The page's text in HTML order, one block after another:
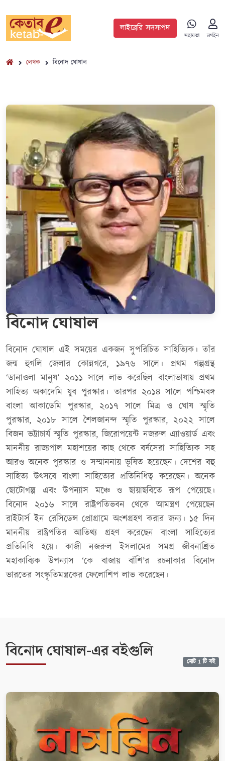
লাইব্রেরি সদস্যপদ
সহায়তা লগইন
লেখক বিনোদ ঘোষাল
বিনোদ ঘোষাল
বিনোদ ঘোষাল এই সময়ের একজন সুপরিচিত সাহিত্যিক। তাঁর
জন্ম হুগলি জেলার কোন্নগরে, ১৯৭৬ সালে। প্রথম গল্পগ্রন্থ
‘ডানাওলা মানুষ’ ২০১১ সালে লাভ করেছিল বাংলাভাষায় প্রথম
সাহিত্য অকাদেমি যুব পুরস্কার। তারপর ২০১৪ সালে পশ্চিমবঙ্গ
বাংলা আকাডেমি পুরস্কার, ২০১৭ সালে মিত্র ও ঘোষ স্মৃতি
পুরস্কার, ২০১৮ সালে শৈলজানন্দ স্মৃতি পুরস্কার, ২০২২ সালে
বিজন ভট্টাচার্য স্মৃতি পুরস্কার, জিরোপয়েন্ট নজরুল এ্যাওয়ার্ড এবং
মাননীয় রাজ্যপাল মহাশয়ের কাছ থেকে বর্ষসেরা সাহিত্যিক সহ
আরও অনেক পুরস্কার ও সম্মাননায় ভূষিত হয়েছেন। দেশের বহু
সাহিত্য উৎসবে বাংলা সাহিত্যের প্রতিনিধিত্ব করেছেন। অনেক
ছোটোগল্প এবং উপন্যাস মঞ্চে ও ছায়াছবিতে রূপ পেয়েছে।
বিনোদ ২০১৬ সালে রাষ্ট্রপতিভবন থেকে আমন্ত্রণ পেয়েছেন
রাইটার্স ইন রেসিডেন্স প্রোগ্রামে অংশগ্রহণ করার জন্য। ১৫ দিন
মাননীয় রাষ্ট্রপতির আতিথ্য গ্রহণ করেছেন বাংলা সাহিত্যের
প্রতিনিধি হয়ে। কাজী নজরুল ইসলামের সমগ্র জীবনাশ্রিত
মহাকাব্যিক উপন্যাস ‘কে বাজায় বাঁশি’র রচনাকার বিনোদ
ভারতের সংস্কৃতিমন্ত্রকের ফেলোশিপ লাভ করেছেন।
বিনোদ ঘোষাল-এর বইগুলি মোট 1 টি বই